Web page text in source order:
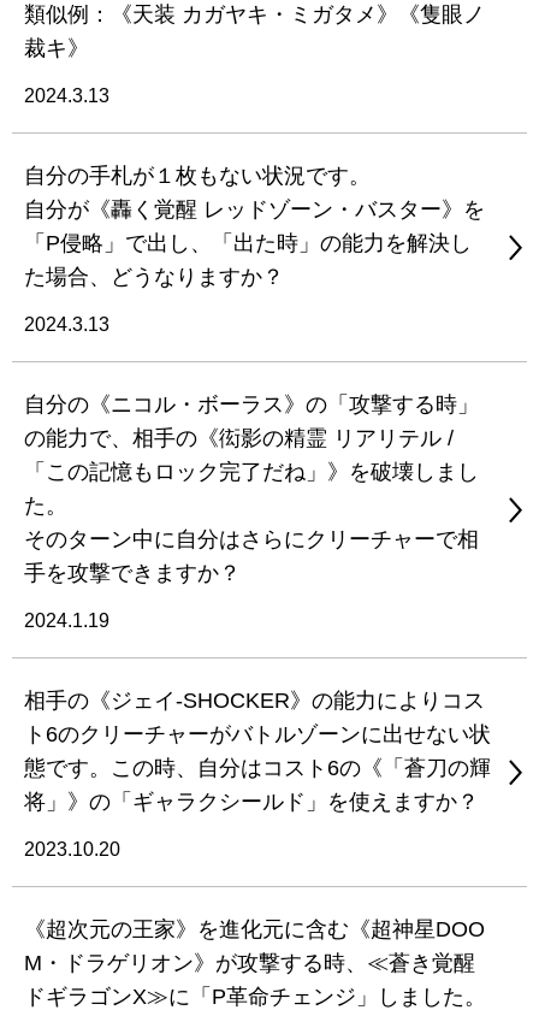
類似例：《天装 カガヤキ・ミガタメ》《隻眼ノ
裁キ》
2024.3.13
自分の手札が１枚もない状況です。
自分が《轟く覚醒 レッドゾーン・バスター》を
「P侵略」で出し、「出た時」の能力を解決し
た場合、どうなりますか？
2024.3.13
自分の《ニコル・ボーラス》の「攻撃する時」
の能力で、相手の《衒影の精霊 リアリテル /
「この記憶もロック完了だね」》を破壊しまし
た。
そのターン中に自分はさらにクリーチャーで相
手を攻撃できますか？
2024.1.19
相手の《ジェイ-SHOCKER》の能力によりコス
ト6のクリーチャーがバトルゾーンに出せない状
態です。この時、自分はコスト6の《「蒼刀の輝
将」》の「ギャラクシールド」を使えますか？
2023.10.20
《超次元の王家》を進化元に含む《超神星DOO
M・ドラゲリオン》が攻撃する時、≪蒼き覚醒
ドギラゴンX≫に「P革命チェンジ」しました。